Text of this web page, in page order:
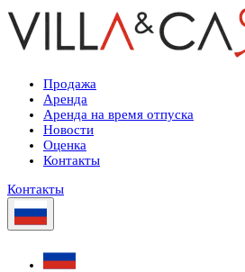
Продажа
Аренда
Аренда на время отпуска
Новости
Оценка
Контакты
Контакты